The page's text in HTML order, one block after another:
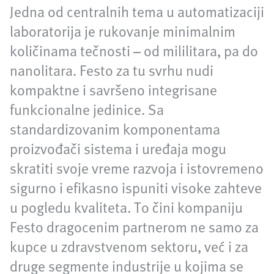
Jedna od centralnih tema u automatizaciji
laboratorija je rukovanje minimalnim
količinama tečnosti – od mililitara, pa do
nanolitara. Festo za tu svrhu nudi
kompaktne i savršeno integrisane
funkcionalne jedinice. Sa
standardizovanim komponentama
proizvođači sistema i uređaja mogu
skratiti svoje vreme razvoja i istovremeno
sigurno i efikasno ispuniti visoke zahteve
u pogledu kvaliteta. To čini kompaniju
Festo dragocenim partnerom ne samo za
kupce u zdravstvenom sektoru, već i za
druge segmente industrije u kojima se